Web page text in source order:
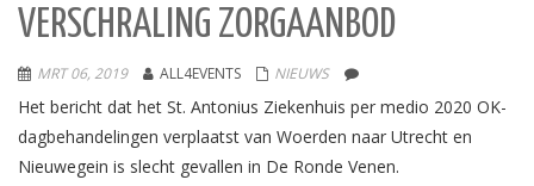
VERSCHRALING ZORGAANBOD
MRT 06, 2019 ALL4EVENTS NIEUWS
Het bericht dat het St. Antonius Ziekenhuis per medio 2020 OK-
dagbehandelingen verplaatst van Woerden naar Utrecht en
Nieuwegein is slecht gevallen in De Ronde Venen.